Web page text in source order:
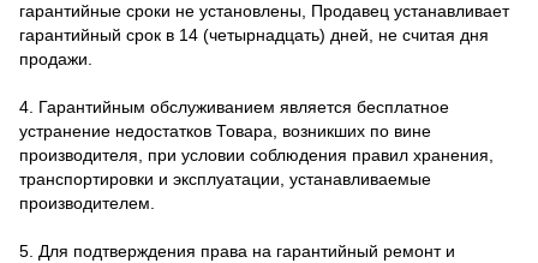
гарантийные сроки не установлены, Продавец устанавливает
гарантийный срок в 14 (четырнадцать) дней, не считая дня
продажи.
4. Гарантийным обслуживанием является бесплатное
устранение недостатков Товара, возникших по вине
производителя, при условии соблюдения правил хранения,
транспортировки и эксплуатации, устанавливаемые
производителем.
5. Для подтверждения права на гарантийный ремонт и